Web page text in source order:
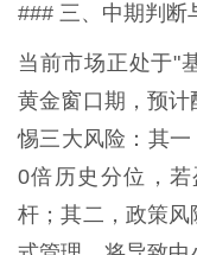
### 三、中期判断
当前市场正处于"
黄金窗口期，预
惕三大风险：其
0倍历史分位，
杆；其二，政策